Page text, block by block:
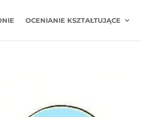
OCENIANIE KSZTAŁTUJĄCE